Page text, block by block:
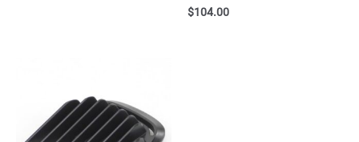
$104.00